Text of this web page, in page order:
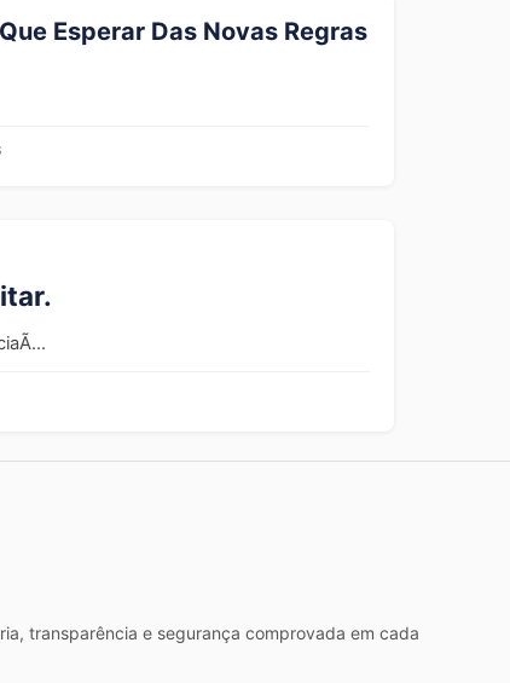
Esperar Das Novas Regras
transparência e segurança comprovada em cada